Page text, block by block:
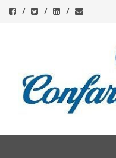
content